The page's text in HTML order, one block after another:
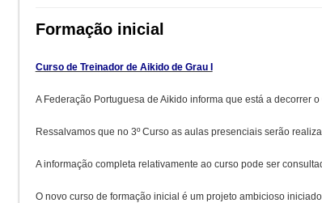
Formação inicial
Curso de Treinador de Aikido de Grau I
A Federação Portuguesa de Aikido informa que está a decorrer
Ressalvamos que no 3º Curso as aulas presenciais serão
A informação completa relativamente ao curso pode ser
O novo curso de formação inicial é um projeto ambicioso